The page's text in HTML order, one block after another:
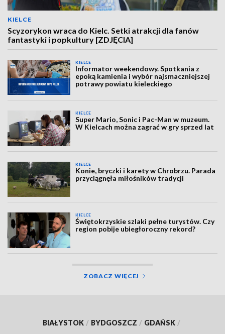
KIELCE
Scyzorykon wraca do Kielc. Setki atrakcji dla fanów
fantastyki i popkultury [ZDJĘCIA]
KIELCE
Informator weekendowy. Spotkania z
epoką kamienia i wybór najsmaczniejszej
potrawy powiatu kieleckiego
KIELCE
Super Mario, Sonic i Pac-Man w muzeum.
W Kielcach można zagrać w gry sprzed lat
KIELCE
Konie, bryczki i karety w Chrobrzu. Parada
przyciągnęła miłośników tradycji
KIELCE
Świętokrzyskie szlaki pełne turystów. Czy
region pobije ubiegłoroczny rekord?
ZOBACZ WIĘCEJ
BIAŁYSTOK / BYDGOSZCZ / GDAŃSK /